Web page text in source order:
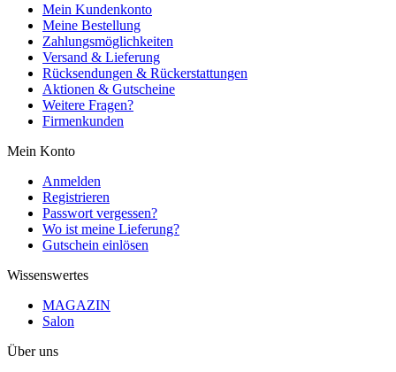
Mein Kundenkonto
Meine Bestellung
Zahlungsmöglichkeiten
Versand & Lieferung
Rücksendungen & Rückerstattungen
Aktionen & Gutscheine
Weitere Fragen?
Firmenkunden
Mein Konto
Anmelden
Registrieren
Passwort vergessen?
Wo ist meine Lieferung?
Gutschein einlösen
Wissenswertes
MAGAZIN
Salon
Über uns